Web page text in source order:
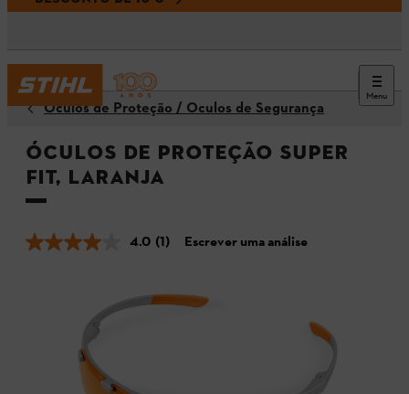
Menu
Óculos de Proteção / Óculos de Segurança
Óculos de proteção SUPER
FIT, Laranja
4.0 (1) Escrever uma análise